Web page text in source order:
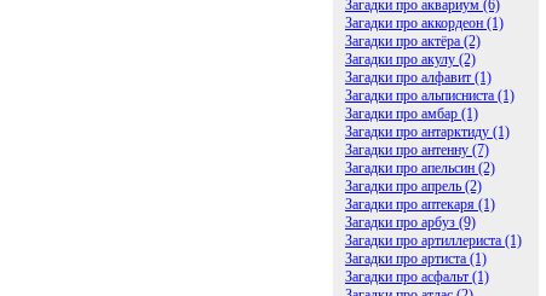
Загадки про аквариум (6)
Загадки про аккордеон (1)
Загадки про актёра (2)
Загадки про акулу (2)
Загадки про алфавит (1)
Загадки про альписниста (1)
Загадки про амбар (1)
Загадки про антарктиду (1)
Загадки про антенну (7)
Загадки про апельсин (2)
Загадки про апрель (2)
Загадки про аптекаря (1)
Загадки про арбуз (9)
Загадки про артиллериста (1)
Загадки про артиста (1)
Загадки про асфальт (1)